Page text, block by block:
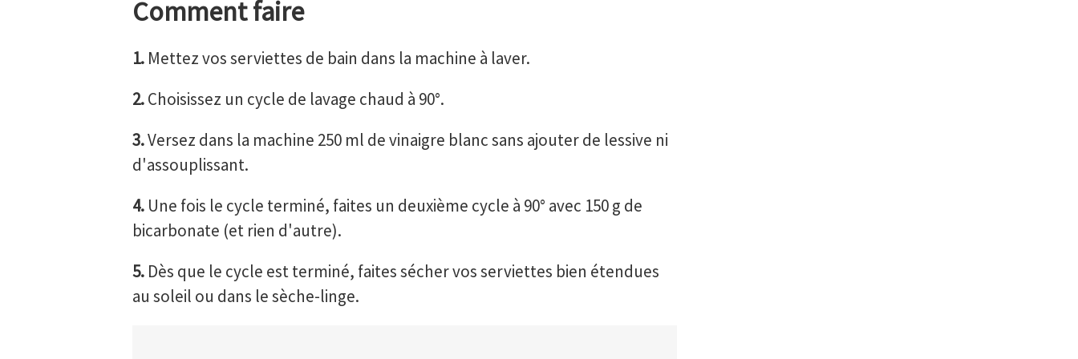
Comment faire
1.Mettez vos serviettes de bain dans la machine à laver.
2.Choisissez un cycle de lavage chaud à 90°.
3.Versez dans la machine 250 ml de vinaigre blanc sans ajouter de lessive ni
d'assouplissant.
4.Une fois le cycle terminé, faites un deuxième cycle à 90° avec 150 g de
bicarbonate (et rien d'autre).
5.Dès que le cycle est terminé, faites sécher vos serviettes bien étendues
au soleil ou dans le sèche-linge.